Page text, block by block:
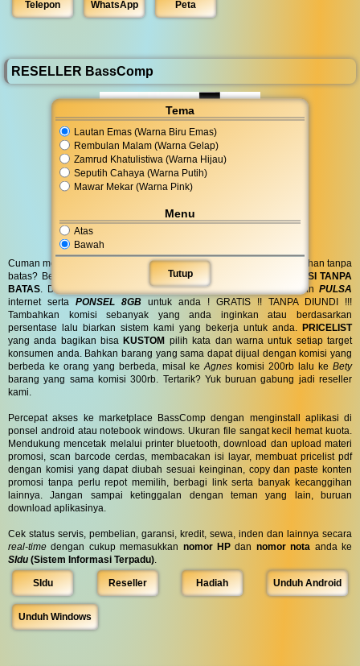
Tema
Lautan Emas (Warna Biru Emas)
Rembulan Malam (Warna Gelap)
Zamrud Khatulistiwa (Warna Hijau)
Seputih Cahaya (Warna Putih)
Mawar Mekar (Warna Pink)
Menu
Atas
Bawah
Tutup
Telepon WhatsApp Peta
RESELLER BassComp
Cuman modal posting di media sosial bisa dapat penghasilan tambahan tanpa
batas? Bergabung menjadi
RESELLERkami serta dapatkan
KOMISI TANPA
BATAS . Dapatkan BINGKISAN PARCELdi hari spesial anda danPULSA
internet serta PONSEL 8GB untuk anda ! GRATIS !! TANPA DIUNDI !!!
Tambahkan komisi sebanyak yang anda inginkan atau berdasarkan
persentase lalu biarkan sistem kami yang bekerja untuk anda. PRICELIST
yang anda bagikan bisaKUSTOM pilih kata dan warna untuk setiap target
konsumen anda. Bahkan barang yang sama dapat dijual dengan komisi yang
berbeda ke orang yang berbeda, misal ke Agnes komisi 200rb lalu ke Bety
barang yang sama komisi 300rb. Tertarik? Yuk buruan gabung jadi reseller
kami.
Percepat akses ke marketplace BassComp dengan menginstall aplikasi di
ponsel android atau notebook windows. Ukuran file sangat kecil hemat kuota.
Mendukung mencetak melalui printer bluetooth, download dan upload materi
promosi, scan barcode cerdas, membacakan isi layar, membuat pricelist pdf
dengan komisi yang dapat diubah sesuai keinginan, copy dan paste konten
promosi tanpa perlu repot memilih, berbagi link serta banyak kecanggihan
lainnya. Jangan sampai ketinggalan dengan teman yang lain, buruan
download aplikasinya.
Cek status servis, pembelian, garansi, kredit, sewa, inden dan lainnya secara
real-time dengan cukup memasukkan nomor HP dan nomor nota anda ke
SIdu (Sistem Informasi Terpadu)
SIdu Reseller Hadiah Unduh Android
Unduh Windows